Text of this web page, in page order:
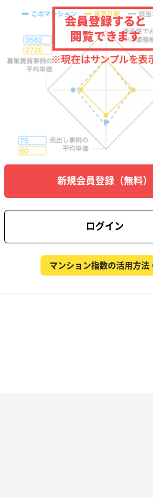
新規会員登録 （無料）
ログイン
マンション指数の活用方法